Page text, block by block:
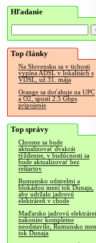
Hľadanie
Top články
Na Slovensku sa v tichosti
vypína ADSL v lokalitách s
VDSL, už 31. mája
Orange sa doťahuje na UPC
a O2, spustí 2.5 Gbps
pripojenie
Top správy
Chrome sa bude
aktualizovať dvakrát
týždenne, v budúcnosti sa
bude aktualizovať bez
reštartov
Rumunsko odstrelmi a
blokádou mení tok Dunaja,
aby udržalo jadrovú
elektráreň v chode
Maďarsko jadrovú
nakoniec kompletne
neodstavilo, Rumunsko
tok Dunaja